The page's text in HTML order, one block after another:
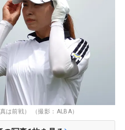
は前戦） （撮影：ALBA）